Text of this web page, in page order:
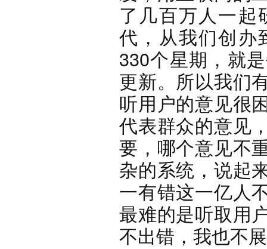
了几百万人一起
代，从我们创办
330个星期，就
更新。所以我们
听用户的意见很
代表群众的意见
要，哪个意见不
杂的系统，说起
一有错这一亿人
最难的是听取用
不出错，我也不